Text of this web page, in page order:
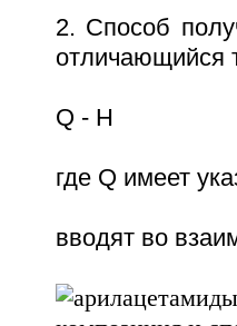
2. Способ
отличающийся
Q - H
где Q имеет
вводят во